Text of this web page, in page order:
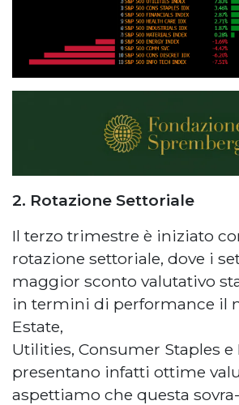
2. Rotazione Settoriale
Il terzo trimestre è iniziato
rotazione settoriale, dove i
maggior sconto valutativo
in termini di performance il
Estate,
Utilities, Consumer Staples e
presentano infatti ottime
aspettiamo che questa